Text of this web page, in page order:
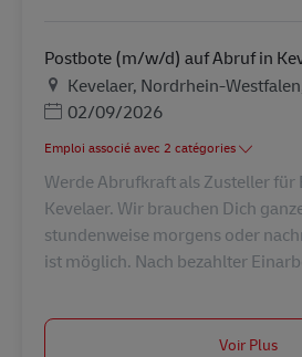
Postbote (m/w/d) auf Abruf in
LieuKevelaer, Nordrhein-
Posted Date
02/09/2026
Emploi associé avec 2 catégories
Werde Abrufkraft als Zusteller für
Kevelaer. Wir brauchen Dich
stundenweise morgens oder
ist möglich. Nach bezahlter
Voir Plus